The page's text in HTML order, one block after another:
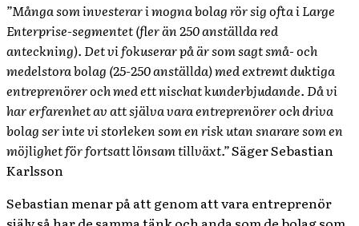
”Många som investerar i mogna bolag rör sig ofta i Large
Enterprise-segmentet (fler än 250 anställda red
anteckning). Det vi fokuserar på är som sagt små- och
medelstora bolag (25-250 anställda) med extremt duktiga
entreprenörer och med ett nischat kunderbjudande. Då vi
har erfarenhet av att själva vara entreprenörer och driva
bolag ser inte vi storleken som en risk utan snarare som en
möjlighet för fortsatt lönsam tillväxt.”Säger Sebastian
Karlsson
Sebastian menar på att genom att vara entreprenör